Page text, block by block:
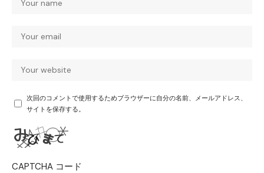
次回のコメントで使用するためブラウザーに自分の名前、メールアドレス、
サイトを保存する。
CAPTCHA コード